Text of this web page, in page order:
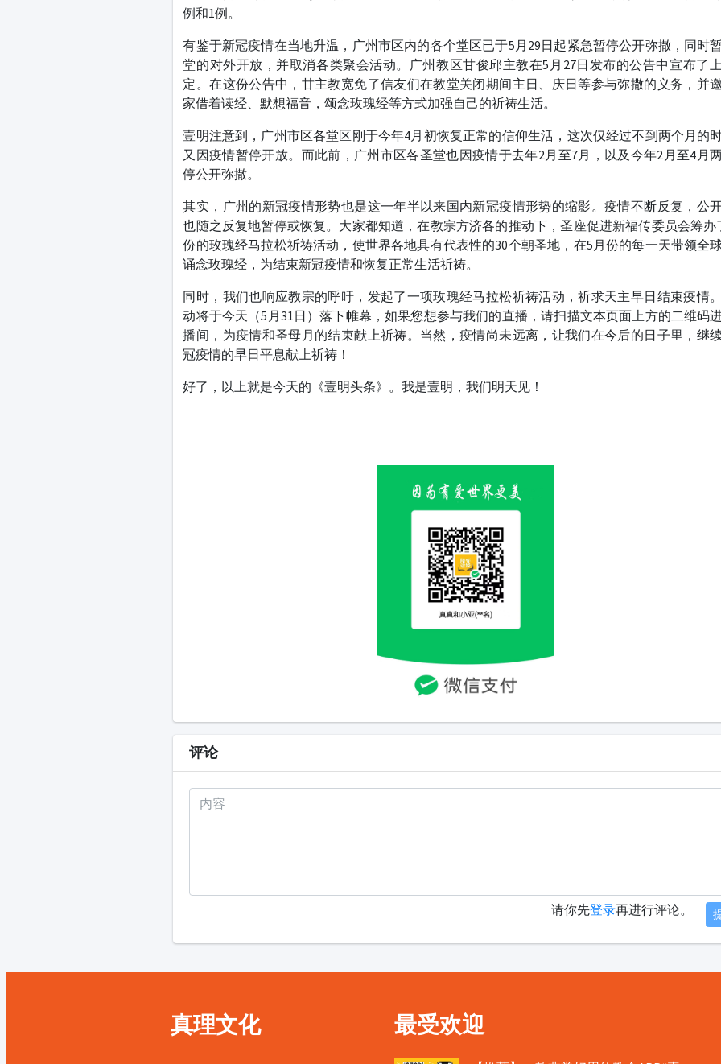
例和1例。
有鉴于新冠疫情在当地升温，广州市区内的各个堂区已于5月29日起紧急暂停公开弥撒，同时
堂的对外开放，并取消各类聚会活动。广州教区甘俊邱主教在5月27日发布的公告中宣布了
定。在这份公告中，甘主教宽免了信友们在教堂关闭期间主日、庆日等参与弥撒的义务，并
家借着读经、默想福音，颂念玫瑰经等方式加强自己的祈祷生活。
壹明注意到，广州市区各堂区刚于今年4月初恢复正常的信仰生活，这次仅经过不到两个月的
又因疫情暂停开放。而此前，广州市区各圣堂也因疫情于去年2月至7月，以及今年2月至4月
停公开弥撒。
其实，广州的新冠疫情形势也是这一年半以来国内新冠疫情形势的缩影。疫情不断反复，公
也随之反复地暂停或恢复。大家都知道，在教宗方济各的推动下，圣座促进新福传委员会筹办
份的玫瑰经马拉松祈祷活动，使世界各地具有代表性的30个朝圣地，在5月份的每一天带领全
诵念玫瑰经，为结束新冠疫情和恢复正常生活祈祷。
同时，我们也响应教宗的呼吁，发起了一项玫瑰经马拉松祈祷活动，祈求天主早日结束疫情
动将于今天（5月31日）落下帷幕，如果您想参与我们的直播，请扫描文本页面上方的二维码
播间，为疫情和圣母月的结束献上祈祷。当然，疫情尚未远离，让我们在今后的日子里，继
冠疫情的早日平息献上祈祷！
好了，以上就是今天的《壹明头条》。我是壹明，我们明天见！
评论
请你先登录再进行评论。
真理文化 最受欢迎